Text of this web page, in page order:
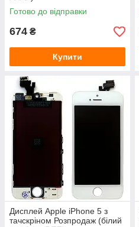
Готово до відправки
674 ₴
Купити
Дисплей Apple iPhone 5 з
тачскріном Розпродаж (білий